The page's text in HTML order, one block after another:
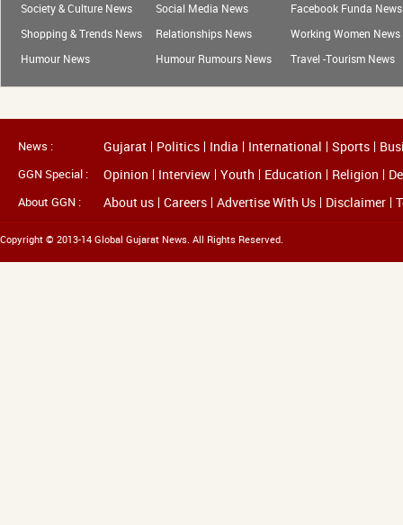
Society & Culture News
Social Media News
Facebook Funda News
Shopping & Trends News
Relationships News
Working Women News
Humour News
Humour Rumours News Travel -Tourism News
News : Gujarat Politics India International Sports
GGN Special : Opinion Interview Youth Education Religion
About GGN : About us Careers Advertise With Us Disclaimer
Copyright © 2013-14 Global Gujarat News. All Rights Reserved.